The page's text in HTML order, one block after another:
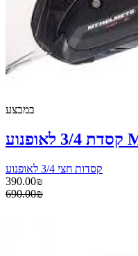
במבצע
קסדות חצי 3/4 לאופנוע
390.00₪
690.00₪